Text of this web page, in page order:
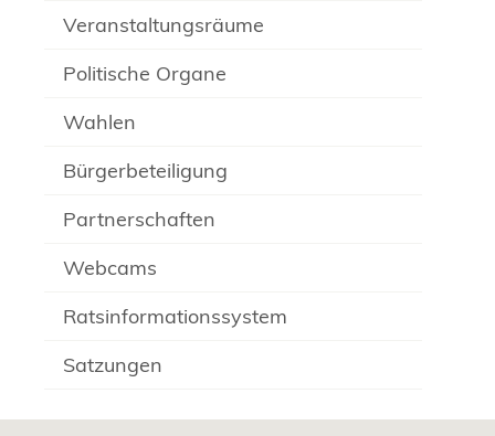
Veranstaltungsräume
Politische Organe
Wahlen
Bürgerbeteiligung
Partnerschaften
Webcams
Ratsinformationssystem
Satzungen